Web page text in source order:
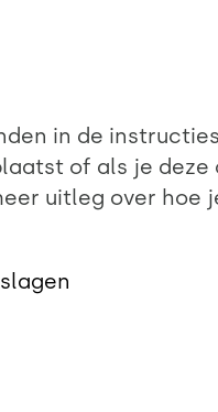
in de
of als je
uitleg over hoe